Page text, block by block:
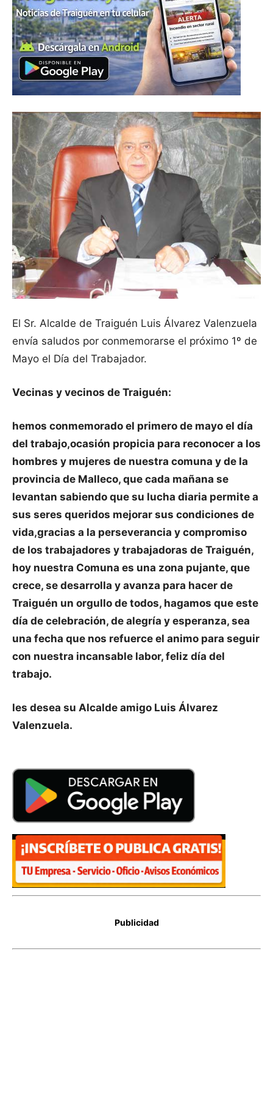
El Sr. Alcalde de Traiguén Luis Álvarez Valenzuela
envía saludos por conmemorarse el próximo 1º de
Mayo el Día del Trabajador.
Vecinas y vecinos de Traiguén:
hemos conmemorado el primero de mayo el día
del trabajo,ocasión propicia para reconocer a los
hombres y mujeres de nuestra comuna y de la
provincia de Malleco, que cada mañana se
levantan sabiendo que su lucha diaria permite a
sus seres queridos mejorar sus condiciones de
vida,gracias a la perseverancia y compromiso
de los trabajadores y trabajadoras de Traiguén,
hoy nuestra Comuna es una zona pujante, que
crece, se desarrolla y avanza para hacer de
Traiguén un orgullo de todos, hagamos que este
día de celebración, de alegría y esperanza, sea
una fecha que nos refuerce el animo para seguir
con nuestra incansable labor, feliz día del
trabajo.
les desea su Alcalde amigo Luis Álvarez
Valenzuela.
Publicidad